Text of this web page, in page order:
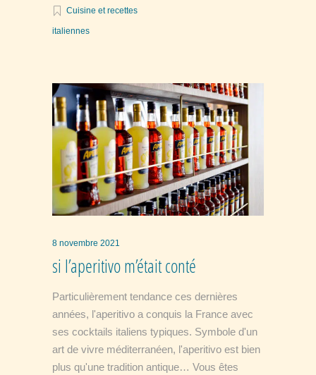
Cuisine et recettes
italiennes
8 novembre 2021
si l’aperitivo m’était conté
Particulièrement tendance ces dernières
années, l'aperitivo a conquis la France avec
ses cocktails italiens typiques. Symbole d'un
art de vivre méditerranéen, l'aperitivo est bien
plus qu'une tradition antique… Vous êtes